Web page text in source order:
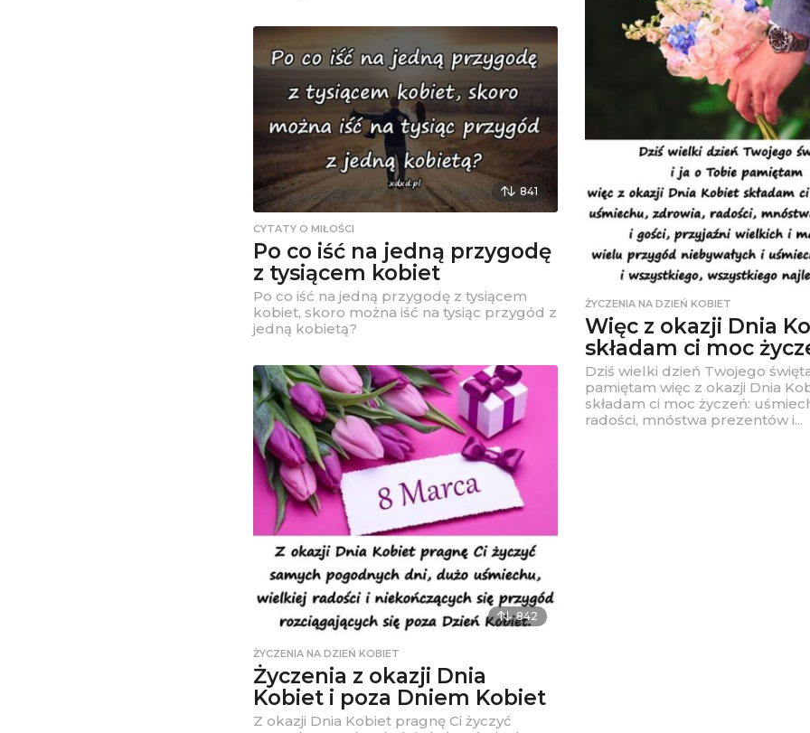
ŻYCZENIA NA DZIEŃ KOBIET
Więc z okazji Dnia
składam ci moc
Dziś wielki dzień Twojego
pamiętam więc z okazji Dnia
składam ci moc życzeń:
radości, mnóstwa prezentów i...
841
CYTATY O MIŁOŚCI
Po co iść na jedną przygodę
z tysiącem kobiet
Po co iść na jedną przygodę z tysiącem
kobiet, skoro można iść na tysiąc przygód z
jedną kobietą?
842
ŻYCZENIA NA DZIEŃ KOBIET
Życzenia z okazji Dnia
Kobiet i poza Dniem Kobiet
Z okazji Dnia Kobiet pragnę Ci życzyć